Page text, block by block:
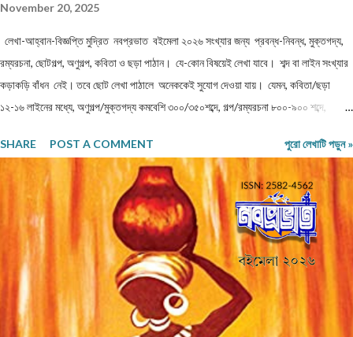
November 20, 2025
লেখা-আহ্বান-বিজ্ঞপ্তি মুদ্রিত নবপ্রভাত বইমেলা ২০২৬ সংখ্যার জন্য প্রবন্ধ-নিবন্ধ, মুক্তগদ্য,
রম্যরচনা, ছোটগল্প, অণুগল্প, কবিতা ও ছড়া পাঠান। যে-কোন বিষয়েই লেখা যাবে। শব্দ বা লাইন সংখ্যার
কড়াকড়ি বাঁধন নেই। তবে ছোট লেখা পাঠালে অনেককেই সুযোগ দেওয়া যায়। যেমন, কবিতা/ছড়া
১২-১৬ লাইনের মধ্যে, অণুগল্প/মুক্তগদ্য কমবেশি ৩০০/৩৫০শব্দে, গল্প/রম্যরচনা ৮০০-৯০০ শব্দে,
লেখা পাঠাতে হবে। মনোনয়নের সুবিধার্থে একাধিক লেখা পাঠানো ভালো। তবে একই মেলেই দেবেন।
একজন ব্যক্তি একান্ত প্রয়োজন ছাড়া একাধিক মেল করবেন না। লেখা মেলবডিতে টাইপ বা পেস্ট করে
পাঠাবেন। word ফাইলে পাঠানো যেতে পারে। লেখার সঙ্গে দেবেন নিজের নাম, ঠিকানা এবং ফোন ও
whatsapp নম্বর। (ছবি দেওয়ার দরকার নেই।) ১) মেলের সাবজেক্ট লাইনে লিখবেন 'মুদ্রিত
নবপ্রভাত বইমেলা সংখ্যা ২০২৬-এর জন্য'। ২) বানানের দিকে বিশেষ নজর দেবেন। ৩) যতিচিহ্নের
আগে স্পেস না দিয়ে পরে দেবেন। ৪) বিশেষ কোন চিহ্ন (যেমন @ # ...
SHARE POST A COMMENT পুরো লেখাটি পড়ুন »